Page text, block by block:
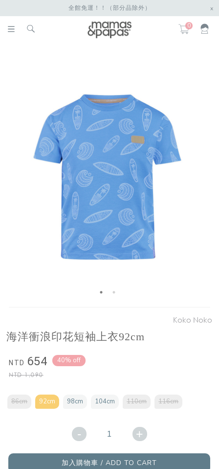
全館免運！！（部分品除外） x
0
Koko Noko
海洋衝浪印花短袖上衣92cm
NTD 654
NTD1,090
40% off
86cm 92cm 98cm 104cm 110cm 116cm
- +
加入購物車 / ADD TO CART